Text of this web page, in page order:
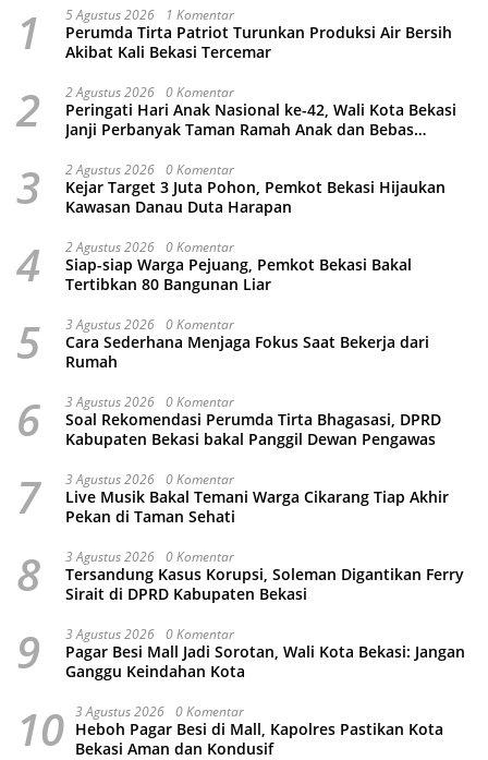
1 5 Agustus 2026 1 Komentar
Perumda Tirta Patriot Turunkan Produksi Air Bersih
Akibat Kali Bekasi Tercemar
2 2 Agustus 2026 0 Komentar
Peringati Hari Anak Nasional ke-42, Wali Kota Bekasi
Janji Perbanyak Taman Ramah Anak dan Bebas
3 2 Agustus 2026 0 Komentar
Kejar Target 3 Juta Pohon, Pemkot Bekasi Hijaukan
Kawasan Danau Duta Harapan
4 2 Agustus 2026 0 Komentar
Siap-siap Warga Pejuang, Pemkot Bekasi Bakal
Tertibkan 80 Bangunan Liar
5 3 Agustus 2026 0 Komentar
Cara Sederhana Menjaga Fokus Saat Bekerja dari
Rumah
6 3 Agustus 2026 0 Komentar
Soal Rekomendasi Perumda Tirta Bhagasasi, DPRD
Kabupaten Bekasi bakal Panggil Dewan Pengawas
7 3 Agustus 2026 0 Komentar
Live Musik Bakal Temani Warga Cikarang Tiap Akhir
Pekan di Taman Sehati
8 3 Agustus 2026 0 Komentar
Tersandung Kasus Korupsi, Soleman Digantikan Ferry
Sirait di DPRD Kabupaten Bekasi
9 3 Agustus 2026 0 Komentar
Pagar Besi Mall Jadi Sorotan, Wali Kota Bekasi: Jangan
Ganggu Keindahan Kota
10 3 Agustus 2026 0 Komentar
Heboh Pagar Besi di Mall, Kapolres Pastikan Kota
Bekasi Aman dan Kondusif